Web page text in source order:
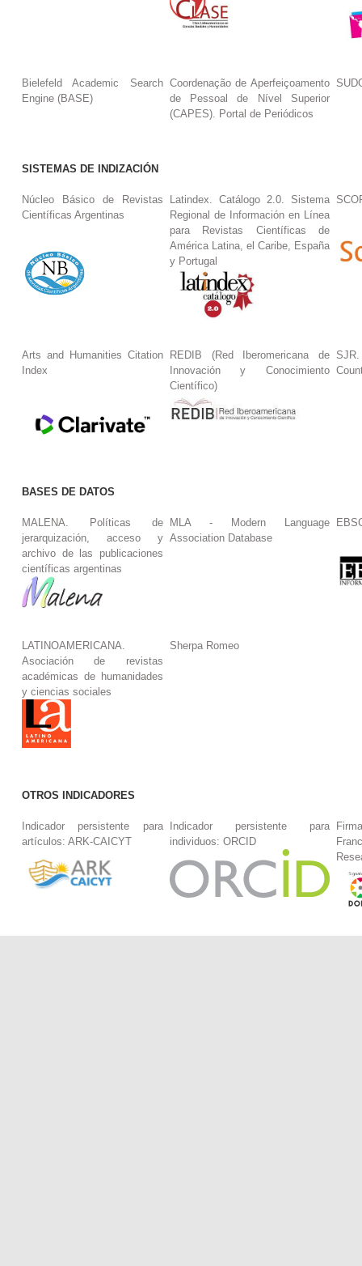
Bielefeld Academic Search
Engine (BASE)
Coordenação de Aperfeiçoamento
de Pessoal de Nível Superior
(CAPES). Portal de Periódicos
SISTEMAS DE INDIZACIÓN
Núcleo Básico de Revistas
Científicas Argentinas
Latindex. Catálogo 2.0. Sistema
Regional de Información en Línea
para Revistas Científicas de
América Latina, el Caribe, España
y Portugal
Arts and Humanities Citation
Index
REDIB (Red Iberomericana de
Innovación y Conocimiento
Científico)
BASES DE DATOS
MALENA. Políticas de
jerarquización, acceso y
archivo de las publicaciones
científicas argentinas
MLA - Modern Language
Association Database
LATINOAMERICANA.
Asociación de revistas
académicas de humanidades
y ciencias sociales
Sherpa Romeo
OTROS INDICADORES
Indicador persistente para
artículos: ARK-CAICYT
Indicador persistente para
individuos: ORCID